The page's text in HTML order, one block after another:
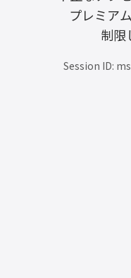
プレミア
制限
Session ID: